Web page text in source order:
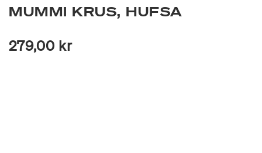
MUMMI KRUS, HUFSA
279,00 kr